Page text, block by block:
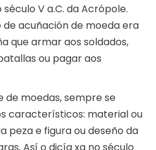
V a.C. da Acrópole.
acuñación de moeda era
que armar aos soldados,
ou pagar aos
de moedas, sempre se
característicos: material ou
peza e figura ou deseño da
Así o dicía xa no século